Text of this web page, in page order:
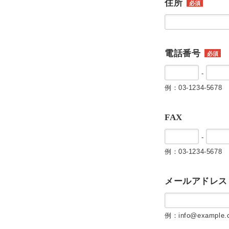
住所 必須
電話番号 必須
-
例：03-1234-5678
FAX
-
例：03-1234-5678
メールアドレス
例：